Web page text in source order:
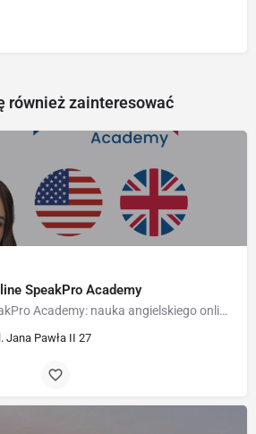
również zainteresować
SpeakPro Academy
Szkoła Językowa SpeakPro Academy: nauka angielskiego online i biznesowy.
Jana Pawła II 27